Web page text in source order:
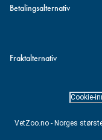
Betalingsalternativ
Fraktalternativ
VetZoo.no - Norges
Cookie-